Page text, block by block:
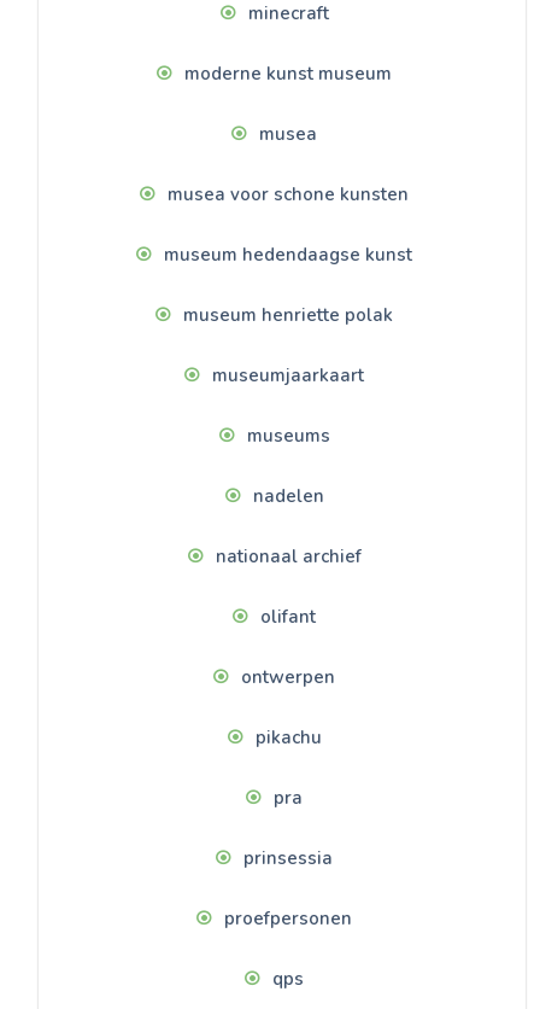
minecraft
moderne kunst museum
musea
musea voor schone kunsten
museum hedendaagse kunst
museum henriette polak
museumjaarkaart
museums
nadelen
nationaal archief
olifant
ontwerpen
pikachu
pra
prinsessia
proefpersonen
qps